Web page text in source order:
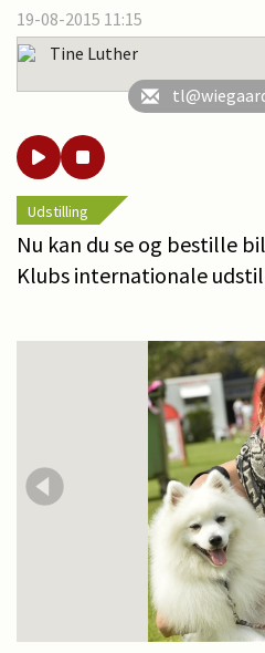
19-08-2015 11:15
Tine Luther
Udstilling
Nu kan du se og bestille
Klubs internationale